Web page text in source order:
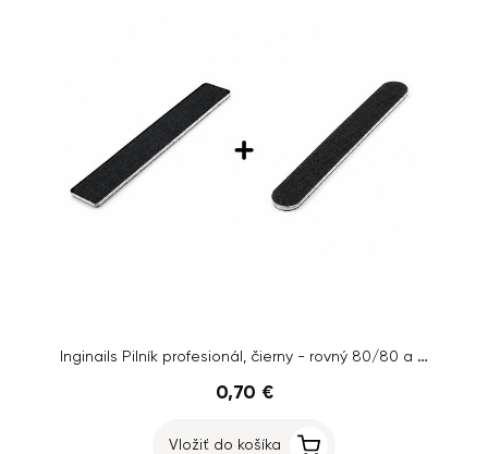
Inginails Pilník profesionál, čierny - rovný 80/80 a obdĺžnik 80/80 - AKCIA 1+1 ZADARMO
0,70 €
Vložiť do košíka